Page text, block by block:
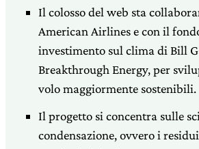
Il colosso del web sta
American Airlines e con il
investimento sul clima di Bill
Breakthrough Energy, per
volo maggiormente sostenibili.
Il progetto si concentra sulle
condensazione, ovvero i